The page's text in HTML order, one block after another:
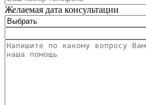
Желаемая дата консультации